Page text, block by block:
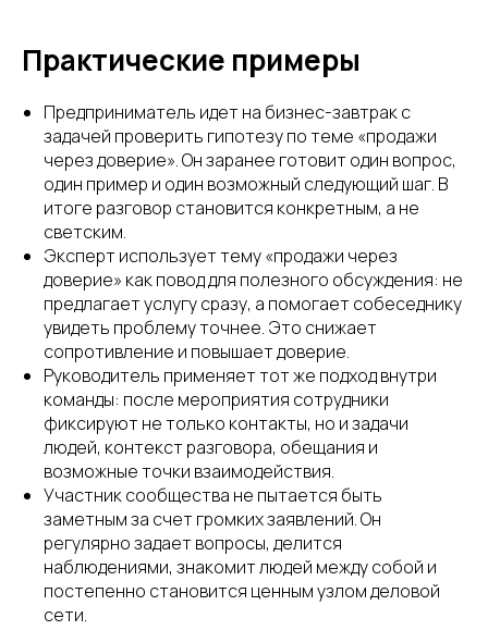
Практические примеры
Предприниматель идет на бизнес-завтрак с
задачей проверить гипотезу по теме «продажи
через доверие». Он заранее готовит один вопрос,
один пример и один возможный следующий шаг. В
итоге разговор становится конкретным, а не
светским.
Эксперт использует тему «продажи через
доверие» как повод для полезного обсуждения: не
предлагает услугу сразу, а помогает собеседнику
увидеть проблему точнее. Это снижает
сопротивление и повышает доверие.
Руководитель применяет тот же подход внутри
команды: после мероприятия сотрудники
фиксируют не только контакты, но и задачи
людей, контекст разговора, обещания и
возможные точки взаимодействия.
Участник сообщества не пытается быть
заметным за счет громких заявлений. Он
регулярно задает вопросы, делится
наблюдениями, знакомит людей между собой и
постепенно становится ценным узлом деловой
сети.